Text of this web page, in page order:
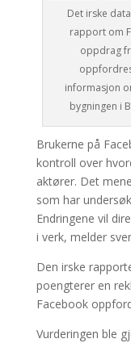
Det irske
rapport om
oppdrag
informasjon
bygningen i
Brukerne på
kontroll over
aktører. Det
som har
Endringene vil
i verk, melder
Den irske
poengterer en
Facebook
Vurderingen ble